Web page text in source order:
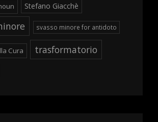
Stefano Giacchè
svasso minore for antidoto
Cura trasformatorio